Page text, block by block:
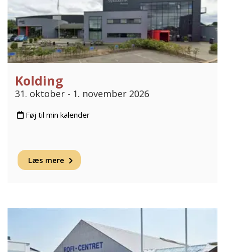
Kolding
31. oktober - 1. november 2026
Føj til min kalender
Læs mere